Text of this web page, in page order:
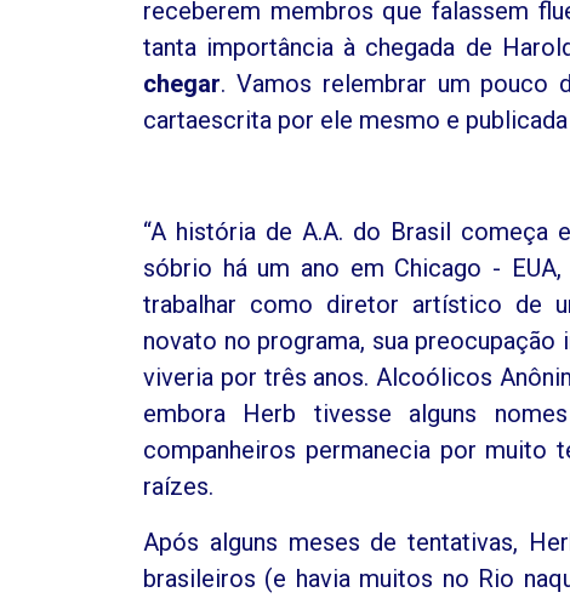
receberem membros que falassem
tanta importância à chegada de
chegar. Vamos relembrar um pouco
cartaescrita por ele mesmo e publicada
“A história de A.A. do Brasil começa
sóbrio há um ano em Chicago -
trabalhar como diretor artístico de
novato no programa, sua
viveria por três anos. Alcoólicos
embora Herb tivesse alguns
companheiros permanecia por muito
raízes.
Após alguns meses de tentativas,
brasileiros (e havia muitos no Rio